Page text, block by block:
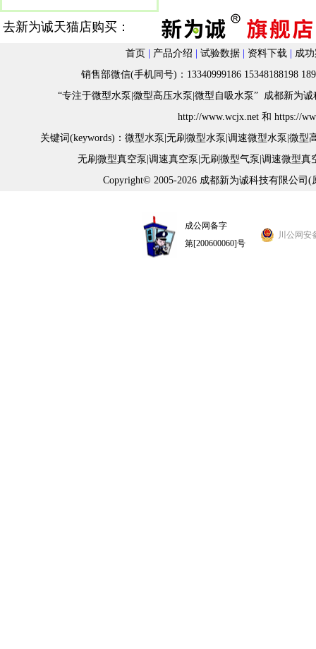
去新为诚天猫店购买：
首页 产品介绍 试验数据 资料下载
成
销售部微信(手机同号)：13340999186 15348188198
“专注于微型水泵|微型高压水泵|微型自吸水泵” 成都新为
http://www.wcjx.net 和 https://
关键词(keywords)： 微型水泵 无刷微型水泵 调速微型水泵 微型
无刷微型真空泵 调速真空泵 无刷微型气泵 调速微型真
Copyright© 2005-2026 成都新为诚科技有限公司
成公网备字
第[200600060]号
川公网安